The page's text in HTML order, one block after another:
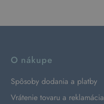
O nákupe
Spôsoby dodania a platby
Vrátenie tovaru a reklamácia